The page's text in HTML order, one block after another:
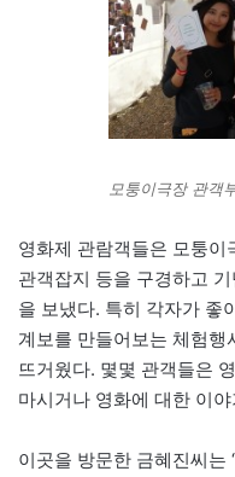
모퉁이극장 관객
영화제 관람객들은 모퉁이
관객잡지 등을 구경하고
을 보냈다. 특히 각자가 좋
계보를 만들어보는 체험행
뜨거웠다. 몇몇 관객들은
마시거나 영화에 대한 이
이곳을 방문한 금혜진씨는